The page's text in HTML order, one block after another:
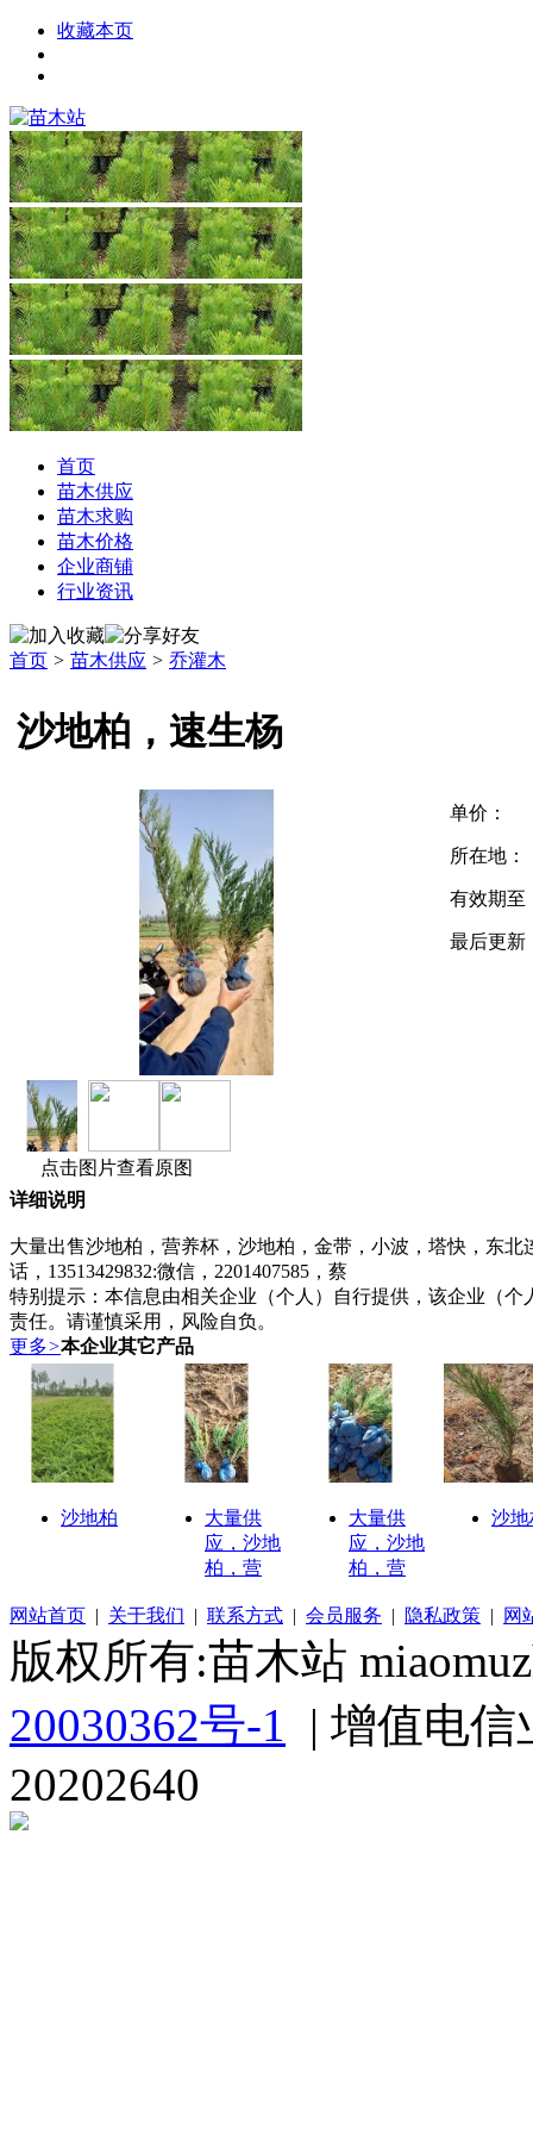
收藏本页
首页
苗木供应
苗木求购
苗木价格
企业商铺
行业资讯
首页 > 苗木供应 > 乔灌木
沙地柏，速生杨
点击图片查看原图
单价：
所在地：
有效期至
最后更新
详细说明
大量出售沙地柏，营养杯，沙地柏，金带，小波，塔快，东
话，13513429832:微信，2201407585，蔡
特别提示： 本信息由相关企业（个人）自行提供，该企业（
责任。请谨慎采用，风险自负。
更多>本企业其它产品
沙地柏
大量供
应，沙地
柏，营
大量供
应，沙地
柏，营
沙地
网站首页 | 关于我们 | 联系方式 | 会员服务 | 隐私政策 | 网
版权所有:苗木站
20030362号-1 | 增值电
20202640